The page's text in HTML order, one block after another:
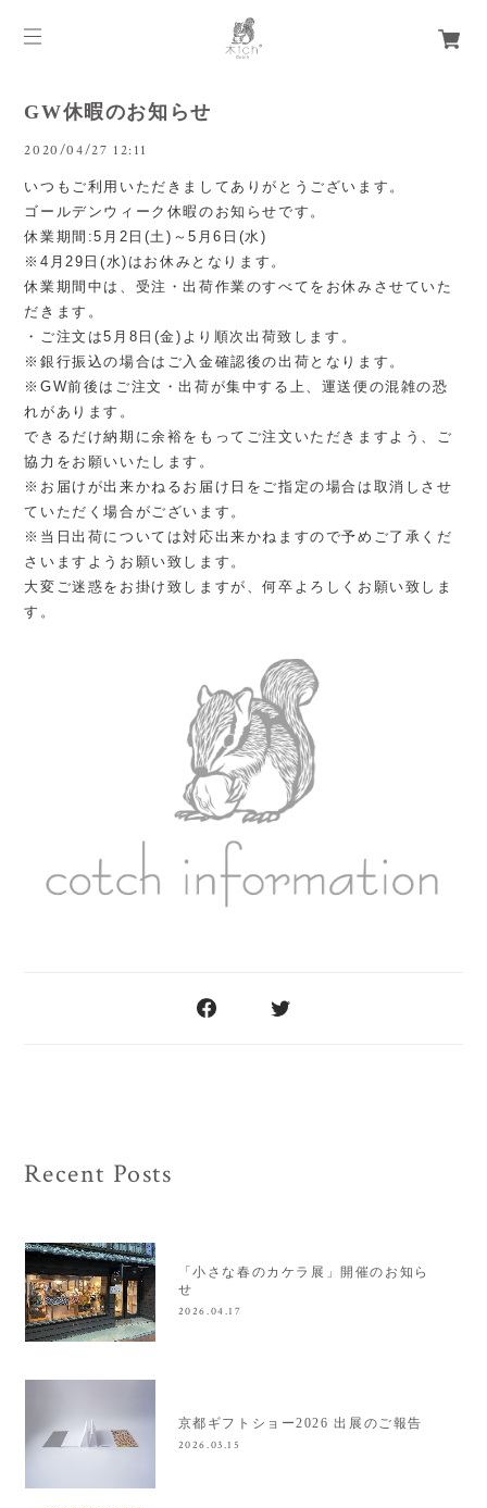
GW休暇のお知らせ
2020/04/27 12:11
いつもご利用いただきましてありがとうございます。
ゴールデンウィーク休暇のお知らせです。
休業期間:5月2日(土)～5月6日(水)
※4月29日(水)はお休みとなります。
休業期間中は、受注・出荷作業のすべてをお休みさせていた
だきます。
・ご注文は5月8日(金)より順次出荷致します。
※銀行振込の場合はご入金確認後の出荷となります。
※GW前後はご注文・出荷が集中する上、運送便の混雑の恐
れがあります。
できるだけ納期に余裕をもってご注文いただきますよう、ご
協力をお願いいたします。
※お届けが出来かねるお届け日をご指定の場合は取消しさせ
ていただく場合がございます。
※当日出荷については対応出来かねますので予めご了承くだ
さいますようお願い致します。
大変ご迷惑をお掛け致しますが、何卒よろしくお願い致しま
す。
Recent Posts
「小さな春のカケラ展」開催のお知ら
せ
2026.04.17
京都ギフトショー2026 出展のご報告
2026.03.15